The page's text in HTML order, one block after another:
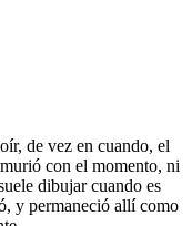
de vez en cuando, el
con el momento, ni
dibujar cuando es
y permaneció allí como